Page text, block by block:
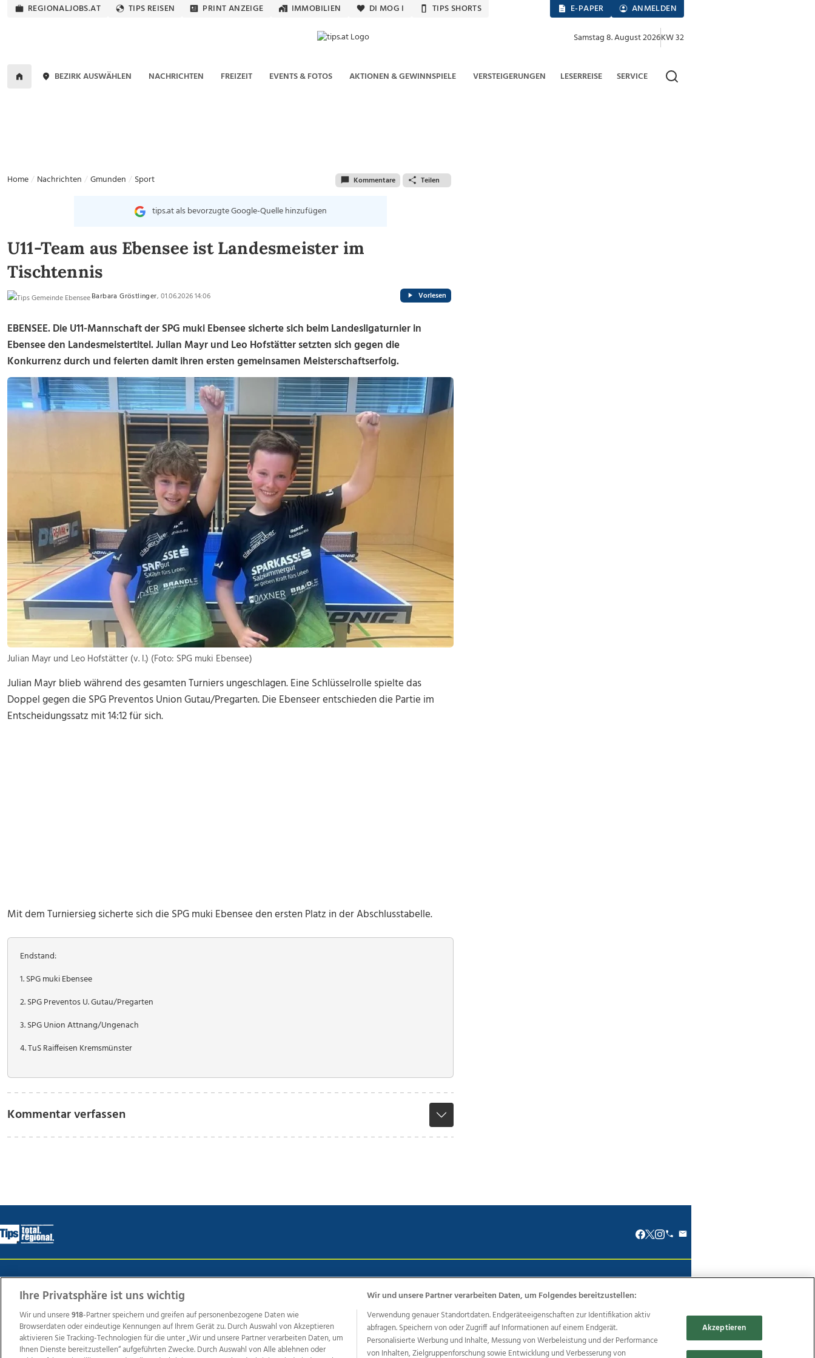
REGIONALJOBS.AT TIPS REISEN PRINT ANZEIGE IMMOBILIEN DI MOG I TIPS SHORTS E-PAPER ANMELDEN
Samstag 8. August 2026KW 32
BEZIRK AUSWÄHLEN NACHRICHTEN FREIZEIT EVENTS & FOTOS AKTIONEN & GEWINNSPIELE VERSTEIGERUNGEN LESERREISE SERVICE
Home Nachrichten Gmunden Sport Kommentare Teilen
tips.at als bevorzugte Google-Quelle hinzufügen
U11-Team aus Ebensee ist Landesmeister im
Tischtennis
Barbara Gröstlinger, 01.06.2026 14:06 Vorlesen
EBENSEE.Die U11-Mannschaft der SPG muki Ebensee sicherte sich beim Landesligaturnier in
Ebensee den Landesmeistertitel. Julian Mayr und Leo Hofstätter setzten sich gegen die
Konkurrenz durch und feierten damit ihren ersten gemeinsamen Meisterschaftserfolg.
Julian Mayr und Leo Hofstätter (v. l.) (Foto: SPG muki Ebensee)
Julian Mayr blieb während des gesamten Turniers ungeschlagen. Eine Schlüsselrolle spielte das
Doppel gegen die SPG Preventos Union Gutau/Pregarten. Die Ebenseer entschieden die Partie im
Entscheidungssatz mit 14:12 für sich.
Mit dem Turniersieg sicherte sich die SPG muki Ebensee den ersten Platz in der Abschlusstabelle.
Endstand:
1. SPG muki Ebensee
2. SPG Preventos U. Gutau/Pregarten
3. SPG Union Attnang/Ungenach
4. TuS Raiffeisen Kremsmünster
Kommentar verfassen
Weitere Angebote des Medienhauses Wimmer
TV1 di-mog-i.at OÖNow Ischler Woche Life Radio OÖNachrichten OÖN Immobilien OÖN Karriere OÖN Reise
Promenaden Galerien
Ihre Privatsphäre ist uns wichtig
Wir und unsere918-Partner speichern und greifen auf personenbezogene Daten wie
Browserdaten oder eindeutige Kennungen auf Ihrem Gerät zu. Durch Auswahl von Akzeptieren
aktivieren Sie Tracking-Technologien für die unter „Wir und unsere Partner verarbeiten Daten, um
Ihnen Dienste bereitzustellen“ aufgeführten Zwecke. Durch Auswahl von Alle ablehnen oder
Wir und unsere Partner verarbeiten Daten, um Folgendes bereitzustellen:
Verwendung genauer Standortdaten. Endgeräteeigenschaften zur Identifikation aktiv
abfragen. Speichern von oder Zugriff auf Informationen auf einem Endgerät.
Personalisierte Werbung und Inhalte, Messung von Werbeleistung und der Performance
von Inhalten, Zielgruppenforschung sowie Entwicklung und Verbesserung von
Akzeptieren